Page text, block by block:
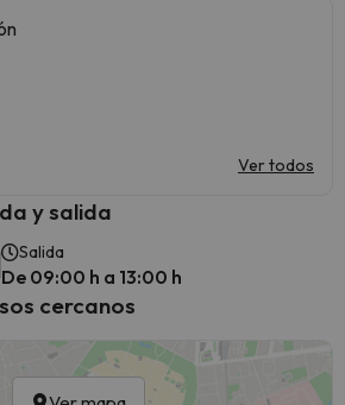
Ver todos
y salida
Salida
De 09:00 h a 13:00 h
cercanos